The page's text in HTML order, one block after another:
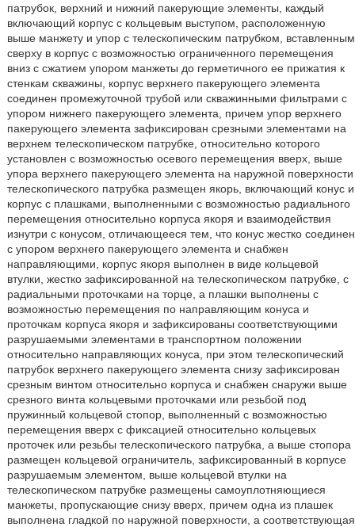
патрубок, верхний и нижний пакерующие элементы, каждый
включающий корпус с кольцевым выступом, расположенную
выше манжету и упор с телескопическим патрубком, вставленным
сверху в корпус с возможностью ограниченного перемещения
вниз с сжатием упором манжеты до герметичного ее прижатия к
стенкам скважины, корпус верхнего пакерующего элемента
соединен промежуточной трубой или скважинными фильтрами с
упором нижнего пакерующего элемента, причем упор верхнего
пакерующего элемента зафиксирован срезными элементами на
верхнем телескопическом патрубке, относительно которого
установлен с возможностью осевого перемещения вверх, выше
упора верхнего пакерующего элемента на наружной поверхности
телескопического патрубка размещен якорь, включающий конус и
корпус с плашками, выполненными с возможностью радиального
перемещения относительно корпуса якоря и взаимодействия
изнутри с конусом, отличающееся тем, что конус жестко соединен
с упором верхнего пакерующего элемента и снабжен
направляющими, корпус якоря выполнен в виде кольцевой
втулки, жестко зафиксированной на телескопическом патрубке, с
радиальными проточками на торце, а плашки выполнены с
возможностью перемещения по направляющим конуса и
проточкам корпуса якоря и зафиксированы соответствующими
разрушаемыми элементами в транспортном положении
относительно направляющих конуса, при этом телескопический
патрубок верхнего пакерующего элемента снизу зафиксирован
срезным винтом относительно корпуса и снабжен снаружи выше
срезного винта кольцевыми проточками или резьбой под
пружинный кольцевой стопор, выполненный с возможностью
перемещения вверх с фиксацией относительно кольцевых
проточек или резьбы телескопического патрубка, а выше стопора
размещен кольцевой ограничитель, зафиксированный в корпусе
разрушаемым элементом, выше кольцевой втулки на
телескопическом патрубке размещены самоуплотняющиеся
манжеты, пропускающие снизу вверх, причем одна из плашек
выполнена гладкой по наружной поверхности, а соответствующая